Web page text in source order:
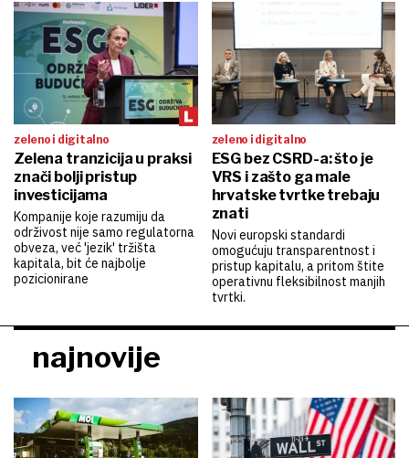
zeleno i digitalno
Zelena tranzicija u praksi
znači bolji pristup
investicijama
Kompanije koje razumiju da
održivost nije samo regulatorna
obveza, već 'jezik' tržišta
kapitala, bit će najbolje
pozicionirane
zeleno i digitalno
ESG bez CSRD-a: što je
VRS i zašto ga male
hrvatske tvrtke trebaju
znati
Novi europski standardi
omogućuju transparentnost i
pristup kapitalu, a pritom štite
operativnu fleksibilnost manjih
tvrtki.
najnovije